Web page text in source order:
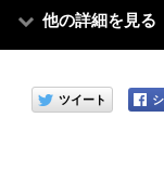
他の詳細を見る
このアイテムをシェアする